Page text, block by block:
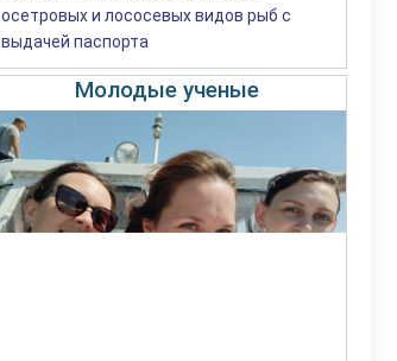
осетровых и лососевых видов рыб с
выдачей паспорта
Молодые ученые